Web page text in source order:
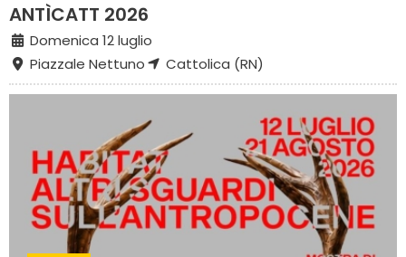
ANTÌCATT 2026
Domenica 12 luglio
Piazzale Nettuno
Cattolica (RN)